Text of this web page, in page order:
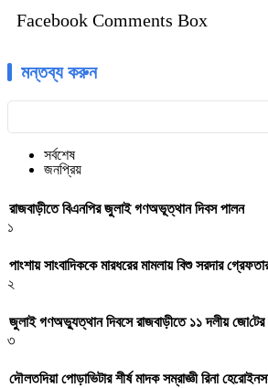
Facebook Comments Box
মন্তব্য করুন
সর্বশেষ
জনপ্রিয়
রাজবাড়ীতে বিএন‌পির জুলাই গণঅভূত্থান দিবস পালন
১
পাংশায় সাংবাদিককে মারধরের মামলায় বিশু সরদার
২
জুলাই গণঅভ্যুত্থান দিবসে রাজবাড়ীতে ১১ দলীয় জো‌টের
৩
দৌলতদিয়া পোড়াভিটার শীর্ষ মাদক সম্রাজ্ঞী রিনা